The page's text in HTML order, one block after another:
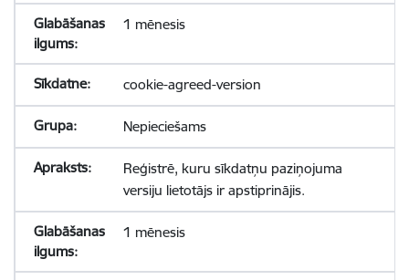
1 mēnesis
cookie-agreed-version
Nepieciešams
Reģistrē, kuru sīkdatņu paziņojuma
versiju lietotājs ir apstiprinājis.
1 mēnesis